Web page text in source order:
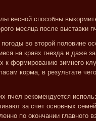
весной способны
месяца после выставки
во второй половине
на краях гнезда и даже
к формированию зимнего
корма, в результате
пчел рекомендуется
за счет основных
по окончании главного